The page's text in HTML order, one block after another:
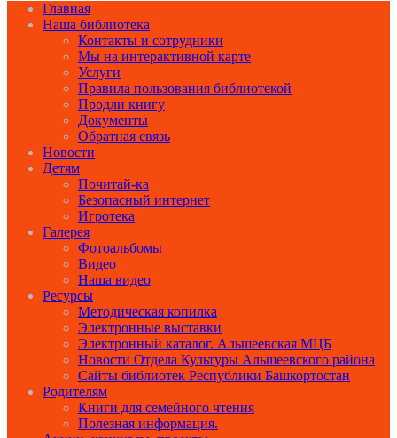
Главная
Наша библиотека
Контакты и сотрудники
Мы на интерактивной карте
Услуги
Правила пользования библиотекой
Продли книгу
Документы
Обратная связь
Новости
Детям
Почитай-ка
Безопасный интернет
Игротека
Галерея
Фотоальбомы
Видео
Наша видео
Ресурсы
Методическая копилка
Электронные выставки
Электронный каталог. Альшеевская МЦБ
Новости Отдела Культуры Альшеевского района
Сайты библиотек Республики Башкортостан
Родителям
Книги для семейного чтения
Полезная информация.